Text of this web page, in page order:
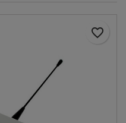
favorite_border